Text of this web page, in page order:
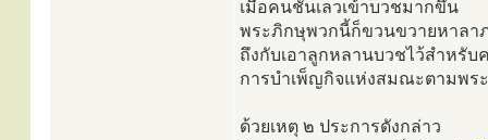
เมื่อคนชั้นเลวเข้าบวชมากขึ้น
พระภิกษุพวกนี้ก็ขวนขวายหาลา
ถึงกับเอาลูกหลานบวชไว้สำหรับ
การบำเพ็ญกิจแห่งสมณะตามพร
ด้วยเหตุ ๒ ประการดังกล่าว